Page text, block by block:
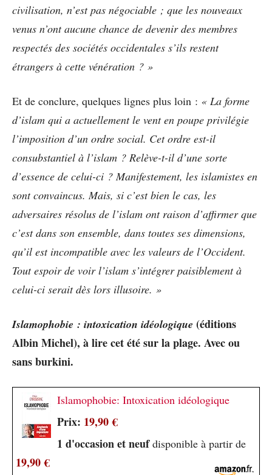
civilisation, n’est pas négociable ; que les nouveaux
venus n’ont aucune chance de devenir des membres
respectés des sociétés occidentales s’ils restent
étrangers à cette vénération ? »
Et de conclure, quelques lignes plus loin : « La forme
d’islam qui a actuellement le vent en poupe privilégie
l’imposition d’un ordre social. Cet ordre est-il
consubstantiel à l’islam ? Relève-t-il d’une sorte
d’essence de celui-ci ? Manifestement, les islamistes en
sont convaincus. Mais, si c’est bien le cas, les
adversaires résolus de l’islam ont raison d’affirmer que
c’est dans son ensemble, dans toutes ses dimensions,
qu’il est incompatible avec les valeurs de l’Occident.
Tout espoir de voir l’islam s’intégrer paisiblement à
celui-ci serait dès lors illusoire. »
Islamophobie : intoxication idéologique (éditions
Albin Michel), à lire cet été sur la plage. Avec ou
sans burkini.
Islamophobie: Intoxication idéologique
Prix: 19,90 €
1 d'occasion et neufdisponible à partir de
19,90 €